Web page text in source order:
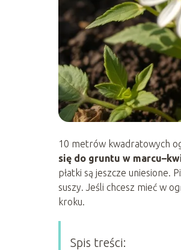
10 metrów kwadratowych
się do gruntu w
płatki są jeszcze uniesione.
suszy. Jeśli chcesz mieć w
kroku.
Spis treści: